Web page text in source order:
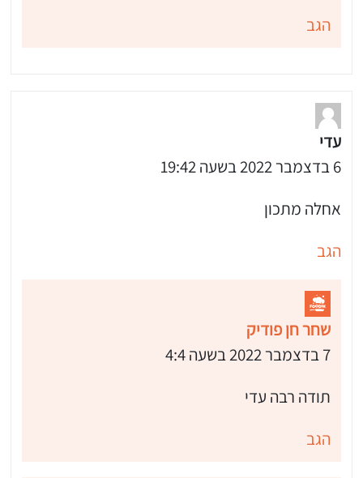
הגב
עדי
6 בדצמבר 2022 בשעה 19:42
אחלה מתכון
הגב
שחר חן פודיק
7 בדצמבר 2022 בשעה 4:4
תודה רבה עדי
הגב